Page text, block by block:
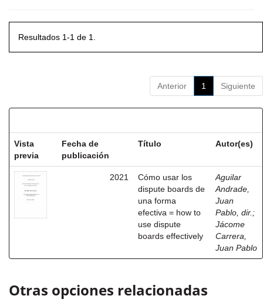
Resultados 1-1 de 1.
Anterior 1 Siguiente
Vista
previa
Fecha de
publicación
Título Autor(es)
2021
Cómo usar los
dispute boards de
una forma
efectiva = how to
use dispute
boards effectively
Aguilar
Andrade,
Juan
Pablo, dir. ;
Jácome
Carrera,
Juan Pablo
Otras opciones relacionadas